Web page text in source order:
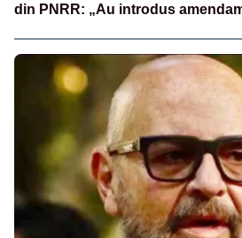
din PNRR: „Au introdus